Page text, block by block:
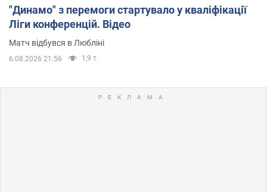
"Динамо" з перемоги стартувало у кваліфікації
Ліги конференцій. Відео
Матч відбувся в Любліні
6.08.2026 21:56 1,9 т.